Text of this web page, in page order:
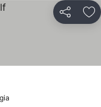
Condividi